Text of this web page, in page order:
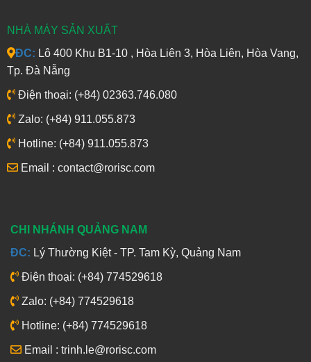
NHÀ MÁY SẢN XUẤT
ĐC: Lô 400 Khu B1-10 , Hòa Liên 3, Hòa Liên, Hòa Vang,
Tp. Đà Nẵng
Điện thoại: (+84) 02363.746.080
Zalo: (+84) 911.055.873
Hotline: (+84) 911.055.873
Email : contact@rorisc.com
CHI NHÁNH QUẢNG NAM
ĐC: Lý Thường Kiệt - TP. Tam Kỳ, Quảng Nam
Điện thoại: (+84) 774529618
Zalo: (+84) 774529618
Hotline: (+84) 774529618
Email : trinh.le@rorisc.com